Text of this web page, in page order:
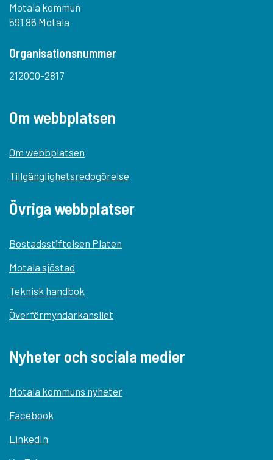
Motala kommun
591 86 Motala
Organisationsnummer
212000-2817
Om webbplatsen
Om webbplatsen
Tillgänglighetsredogörelse
Övriga webbplatser
Bostadsstiftelsen Platen
Motala sjöstad
Teknisk handbok
Överförmyndarkansliet
Nyheter och sociala medier
Motala kommuns nyheter
Facebook
LinkedIn